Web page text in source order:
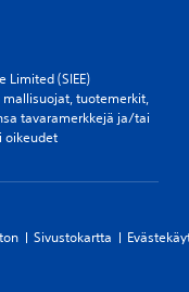
Limited (SIEE)
tuotemerkit,
tavaramerkkejä ja/tai
oikeudet
Sivustokartta